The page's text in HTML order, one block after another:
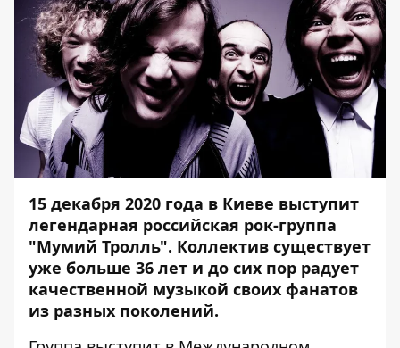
15 декабря 2020 года в Киеве выступит
легендарная российская рок-группа
"Мумий Тролль". Коллектив существует
уже больше 36 лет и до сих пор радует
качественной музыкой своих фанатов
из разных поколений.